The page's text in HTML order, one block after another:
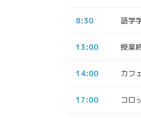
8:30 語学
13:00 授業
14:00 カフ
17:00 コロ